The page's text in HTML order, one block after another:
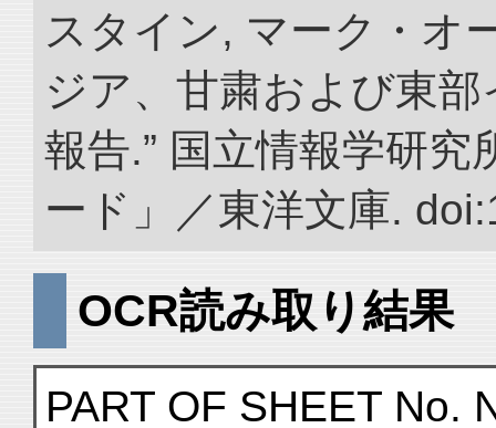
スタイン, マーク・オ
ジア、甘粛および東
報告.” 国立情報学研
ード」／東洋文庫.
OCR読み取り結果
PART OF SHEET No.